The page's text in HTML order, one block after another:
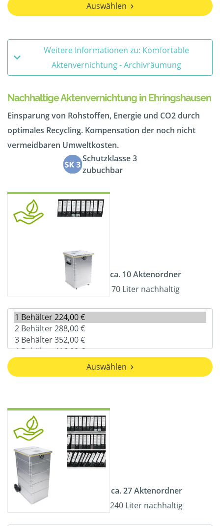
Auswählen
Weitere Informationen zu: Komfortable
Aktenvernichtung - Archivräumung
Nachhaltige Aktenvernichtung in Ehringshausen
Einsparung von Rohstoffen, Energie und CO2 durch
optimales Recycling. Kompensation der noch nicht
vermeidbaren Umweltkosten.
Schutzklasse 3
zubuchbar
ca. 10 Aktenordner
70 Liter nachhaltig
Auswählen
ca. 27 Aktenordner
240 Liter nachhaltig